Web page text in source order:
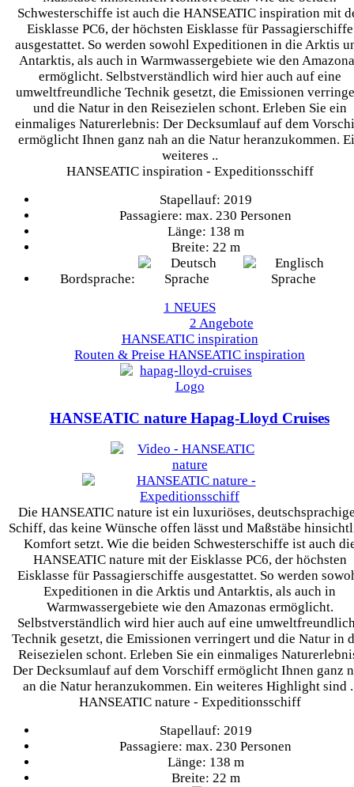
Schwesterschiffe ist auch die HANSEATIC inspiration mit
Eisklasse PC6, der höchsten Eisklasse für Passagierschiffe
ausgestattet. So werden sowohl Expeditionen in die Arktis
Antarktis, als auch in Warmwassergebiete wie den
ermöglicht. Selbstverständlich wird hier auch auf eine
umweltfreundliche Technik gesetzt, die Emissionen
und die Natur in den Reisezielen schont. Erleben Sie ein
einmaliges Naturerlebnis: Der Decksumlauf auf dem
ermöglicht Ihnen ganz nah an die Natur heranzukommen.
weiteres ..
HANSEATIC inspiration - Expeditionsschiff
Stapellauf: 2019
Passagiere: max. 230 Personen
Länge: 138 m
Breite: 22 m
Bordsprache:
1 NEUES
2 Angebote
HANSEATIC inspiration
Routen & Preise HANSEATIC inspiration
HANSEATIC nature Hapag-Lloyd Cruises
Die HANSEATIC nature ist ein luxuriöses,
Schiff, das keine Wünsche offen lässt und Maßstäbe
Komfort setzt. Wie die beiden Schwesterschiffe ist auch
HANSEATIC nature mit der Eisklasse PC6, der höchsten
Eisklasse für Passagierschiffe ausgestattet. So werden
Expeditionen in die Arktis und Antarktis, als auch in
Warmwassergebiete wie den Amazonas ermöglicht.
Selbstverständlich wird hier auch auf eine
Technik gesetzt, die Emissionen verringert und die Natur in
Reisezielen schont. Erleben Sie ein einmaliges
Der Decksumlauf auf dem Vorschiff ermöglicht Ihnen ganz
an die Natur heranzukommen. Ein weiteres Highlight sind
HANSEATIC nature - Expeditionsschiff
Stapellauf: 2019
Passagiere: max. 230 Personen
Länge: 138 m
Breite: 22 m